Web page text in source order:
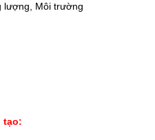
lượng, Môi trường
tạo: